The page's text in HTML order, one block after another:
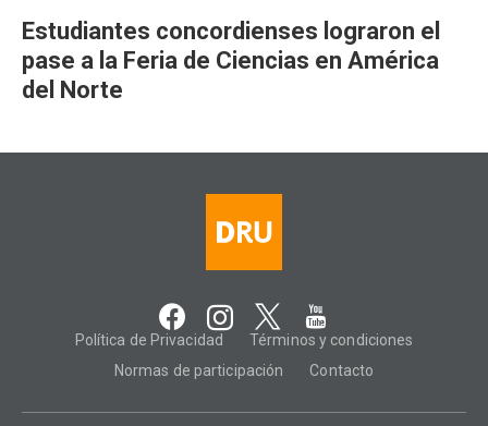
Estudiantes concordienses lograron el
pase a la Feria de Ciencias en América
del Norte
Política de Privacidad
Términos y condiciones
Normas de participación
Contacto